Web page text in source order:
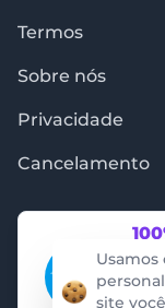
site
Termos
Sobre nós
Privacidade
Cancelamento
Copyright ©